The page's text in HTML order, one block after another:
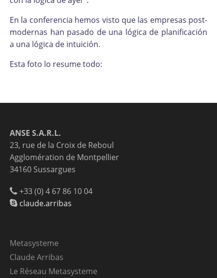
En la conferencia hemos visto que las empresas post-
modernas han pasado de una lógica de planificación
a una lógica de intuición.
Esta foto lo resume todo:
ANSE S.A.R.L.
23, rue de la Croix de Reboul
Agglomération de Montpellier
34160 Sussargues
+33 (0) 4 67 86 10 04
claude.arribas
Metasysteme
Claude Arribas
Le Réseau Metasysteme